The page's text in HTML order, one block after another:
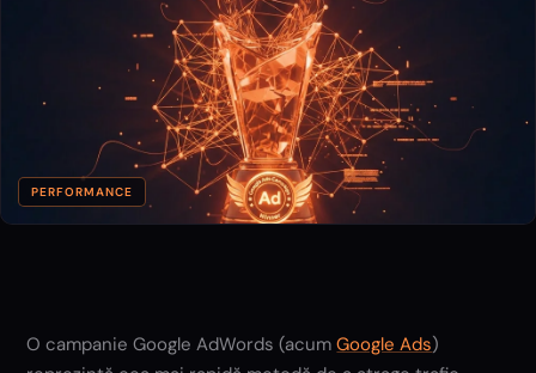
PERFORMANCE
O campanie Google AdWords (acumGoogle Ads)